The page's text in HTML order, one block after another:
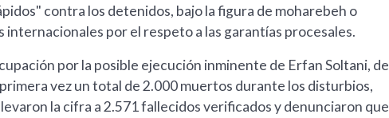
contra los detenidos, bajo la figura de moharebeh o
por el respeto a las garantías procesales.
por la posible ejecución inminente de Erfan Soltani, de
vez un total de 2.000 muertos durante los disturbios,
la cifra a 2.571 fallecidos verificados y denunciaron que